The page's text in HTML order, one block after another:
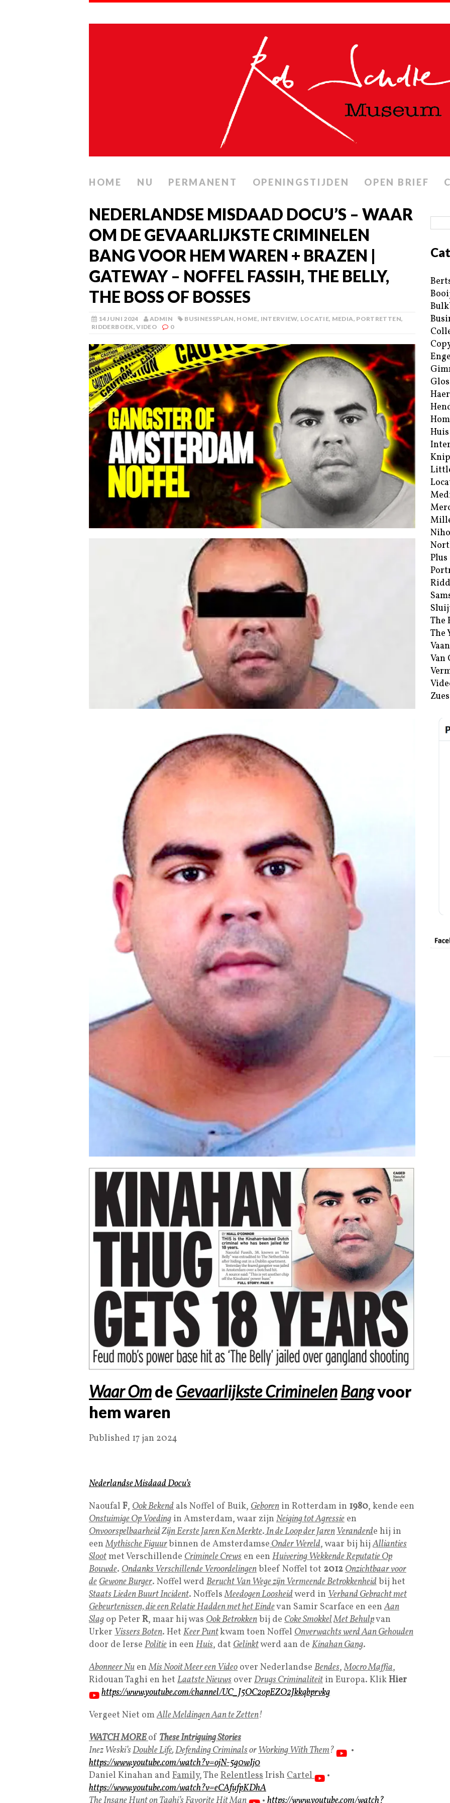
HOME NU PERMANENT OPENINGSTIJDEN OPEN BRIEF
NEDERLANDSE MISDAAD DOCU’S – WAAR
OM DE GEVAARLIJKSTE CRIMINELEN
BANG VOOR HEM WAREN + BRAZEN |
GATEWAY – NOFFEL FASSIH, THE BELLY,
THE BOSS OF BOSSES
14 JUNI 2024 ADMIN BUSINESSPLAN, HOME, INTERVIEW, LOCATIE, MEDIA, PORTRETTEN,
RIDDERBOEK,VIDEO 0
Waar Omde Gevaarlijkste CriminelenBangvoor
hem waren
Published 17 jan 2024
Nederlandse Misdaad Docu’s
Naoufal F, Ook Bekend als Noffel of Buik, Geboren in Rotterdam in 1980, kende een
Onstuimige Op Voeding in Amsterdam, waar zijn Neiging tot Agressie en
OnvoorspelbaarheidZijn Eerste Jaren Ken Merkte.In de Loop der JarenVeranderde hij in
eenMythische Figuurbinnen de AmsterdamseOnder Wereld, waar bij hijAllianties
Slootmet Verschillende Criminele Crews en een Huivering Wekkende Reputatie Op
Bouwde. Ondanks VerschillendeVeroordelingenbleef Noffel tot 2012Onzichtbaar voor
deGewone Burger. Noffel werd Berucht Van Wege zijn Vermeende Betrokkenheidbij het
Staats Lieden Buurt Incident. NoffelsMeedogen Loosheidwerd in Verband Gebracht met
Gebeurtenissen, die een Relatie Hadden met het Eindevan Samir Scarface en eenAan
Slag op Peter R, maar hij was Ook Betrokkenbij de Coke SmokkelMet Behulpvan
Urker Vissers Boten. Het Keer Puntkwam toen Noffel Onverwachts werd Aan Gehouden
door de Ierse Politie in een Huis, dat Gelinktwerd aan de Kinahan Gang.
Abonneer Nu enMis Nooit Meer een Video over Nederlandse Bendes,Mocro Maffia,
Ridouan Taghi en het Laatste Nieuws over Drugs Criminaliteit in Europa. KlikHier
https://www.youtube.com/channel/UC_J5OC2opEZO2Jkkqbprvkg
Vergeet Niet omAlle Meldingen Aan te Zetten!
WATCH MOREof These Intriguing Stories
Inez Weski’sDouble Life,Defending CriminalsorWorking With Them?
•
https://www.youtube.com/watch?v=ojN-5g0wIj0
Daniel Kinahan and Family, The RelentlessIrish Cartel
•
https://www.youtube.com/watch?v=eCAfufpKDhA
Plus
The
The
Van